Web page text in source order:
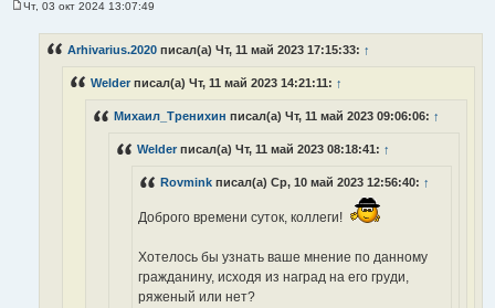
Чт, 03 окт 2024 13:07:49
Arhivarius.2020 писал(а) Чт, 11 май 2023 17:15:33: ↑
Welderписал(а) Чт, 11 май 2023 14:21:11: ↑
Михаил_Тренихин писал(а) Чт, 11 май 2023 09:06:06: ↑
Welder писал(а) Чт, 11 май 2023 08:18:41: ↑
Rovmink писал(а) Ср, 10 май 2023 12:56:40: ↑
Доброго времени суток, коллеги!
Хотелось бы узнать ваше мнение по данному
гражданину, исходя из наград на его груди,
ряженый или нет?